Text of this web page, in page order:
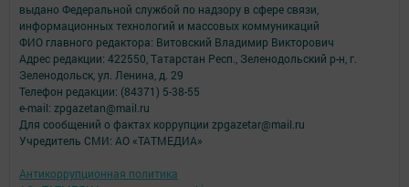
выдано Федеральной службой по надзору в сфере связи,
информационных технологий и массовых коммуникаций
ФИО главного редактора: Витовский Владимир Викторович
Адрес редакции: 422550, Татарстан Респ., Зеленодольский р-н, г.
Зеленодольск, ул. Ленина, д. 29
Телефон редакции: (84371) 5-38-55
e-mail: zpgazetan@mail.ru
Для сообщений о фактах коррупции zpgazetar@mail.ru
Учредитель СМИ: АО «ТАТМЕДИА»
Антикоррупционная политика